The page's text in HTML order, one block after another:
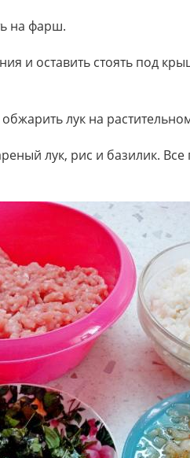
на фарш.
и оставить стоять под
лук на
лук, рис и базилик.